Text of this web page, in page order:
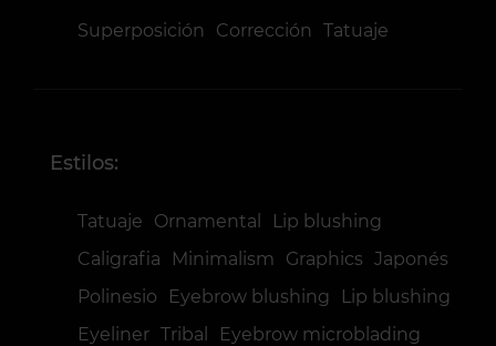
Superposición
Corrección Tatuaje
Estilos:
Tatuaje Ornamental
Lip blushing
Caligrafia
Minimalism Graphics Japonés
Polinesio
Eyebrow blushing
Lip blushing
Eyeliner Tribal
Eyebrow microblading